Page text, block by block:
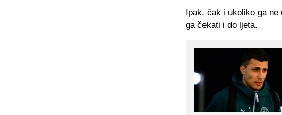
Ipak, čak i ukoliko ga
ga čekati i do ljeta.